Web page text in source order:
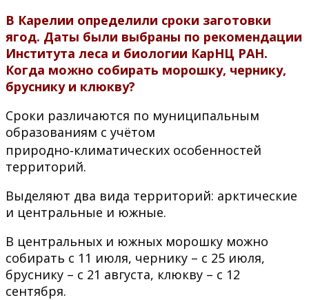
В Карелии определили сроки заготовки
ягод. Даты были выбраны по рекомендации
Института леса и биологии КарНЦ РАН.
Когда можно собирать морошку, чернику,
бруснику и клюкву?
Сроки различаются по муниципальным
образованиям с учётом
природно‑климатических особенностей
территорий.
Выделяют два вида территорий: арктические
и центральные и южные.
В центральных и южных морошку можно
собирать с 11 июля, чернику – с 25 июля,
бруснику – с 21 августа, клюкву – с 12
сентября.